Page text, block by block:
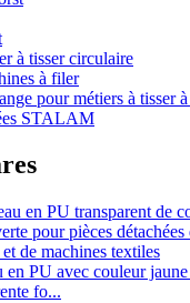
à tisser circulaire
à filer
pour métiers à tisser
STALAM
en PU avec couleur
fo...